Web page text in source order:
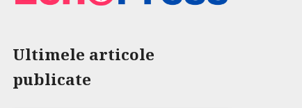
Ultimele articole
publicate